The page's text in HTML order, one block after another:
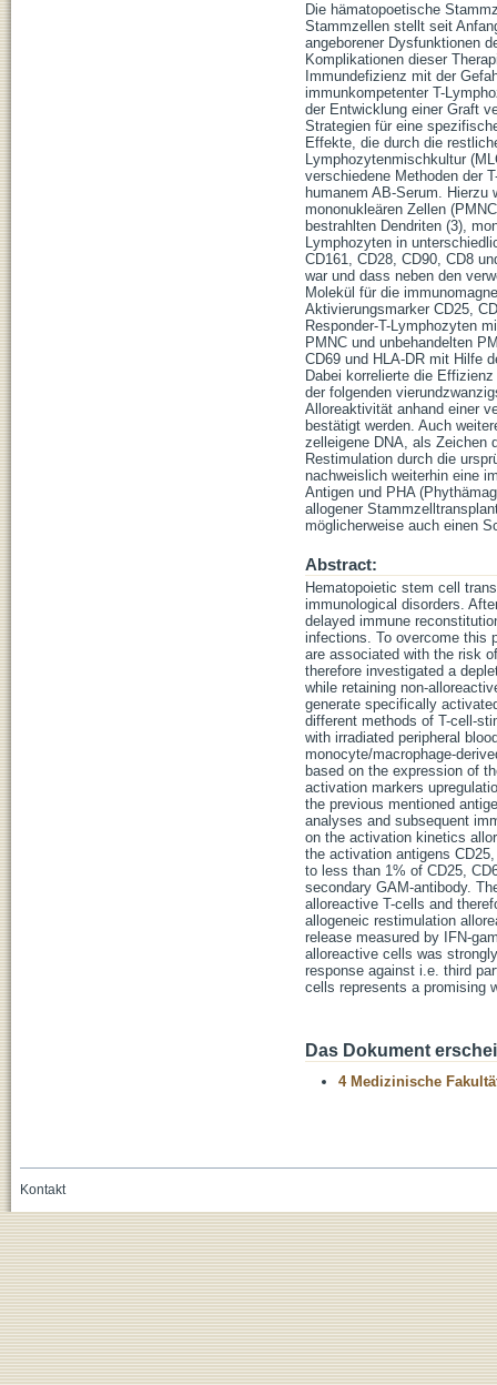
Die hämatopoetische
Stammzellen stellt seit
angeborener Dysfunktionen
Komplikationen dieser
Immundefizienz mit der
immunkompetenter T-
der Entwicklung einer Graft
Strategien für eine
Effekte, die durch die
Lymphozytenmischkultur
verschiedene Methoden der
humanem AB-Serum. Hierzu
mononukleären Zellen
bestrahlten Dendriten (3),
Lymphozyten in
CD161, CD28, CD90, CD8
war und dass neben den
Molekül für die
Aktivierungsmarker CD25,
Responder-T-Lymphozyten
PMNC und unbehandelten
CD69 und HLA-DR mit Hilfe
Dabei korrelierte die
der folgenden
Alloreaktivität anhand einer
bestätigt werden. Auch
zelleigene DNA, als Zeichen
Restimulation durch die
nachweislich weiterhin eine
Antigen und PHA
allogener
möglicherweise auch einen
Abstract:
Hematopoietic stem cell
immunological disorders.
delayed immune
infections. To overcome this
are associated with the risk
therefore investigated a
while retaining non-
generate specifically
different methods of T-cell-
with irradiated peripheral
monocyte/macrophage-
based on the expression of
activation markers
the previous mentioned
analyses and subsequent
on the activation kinetics
the activation antigens
to less than 1% of CD25,
secondary GAM-antibody.
alloreactive T-cells and
allogeneic restimulation
release measured by IFN-
alloreactive cells was
response against i.e. third
cells represents a promising
Das Dokument
4 Medizinische
Kontakt